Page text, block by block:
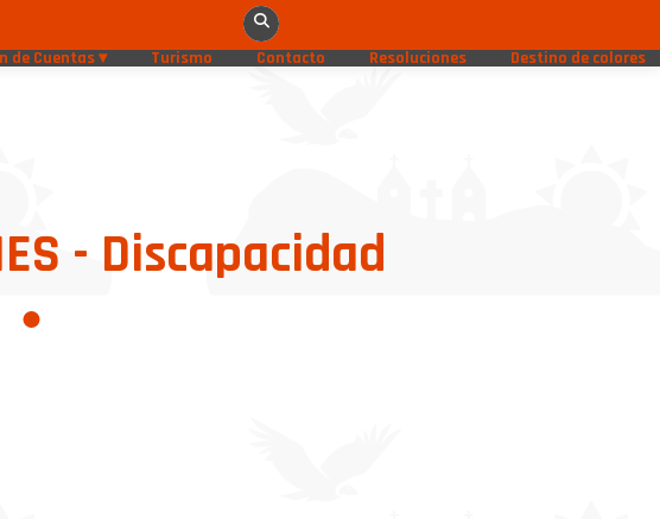
de Cuentas Turismo Contacto Resoluciones Destino de colores
- Discapacidad